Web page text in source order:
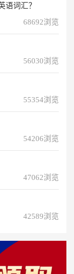
语词汇？
68692浏览
56030浏览
55354浏览
54206浏览
47062浏览
42589浏览